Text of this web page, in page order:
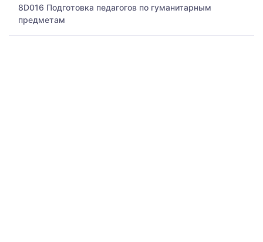
8D016 Подготовка педагогов по гуманитарным
предметам